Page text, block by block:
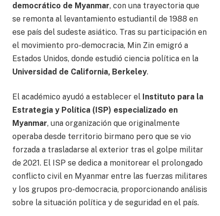
democrático de Myanmar, con una trayectoria que
se remonta al levantamiento estudiantil de 1988 en
ese país del sudeste asiático. Tras su participación en
el movimiento pro-democracia, Min Zin emigró a
Estados Unidos, donde estudió ciencia política en la
Universidad de California, Berkeley.
El académico ayudó a establecer el Instituto para la
Estrategia y Política (ISP) especializado en
Myanmar, una organización que originalmente
operaba desde territorio birmano pero que se vio
forzada a trasladarse al exterior tras el golpe militar
de 2021. El ISP se dedica a monitorear el prolongado
conflicto civil en Myanmar entre las fuerzas militares
y los grupos pro-democracia, proporcionando análisis
sobre la situación política y de seguridad en el país.